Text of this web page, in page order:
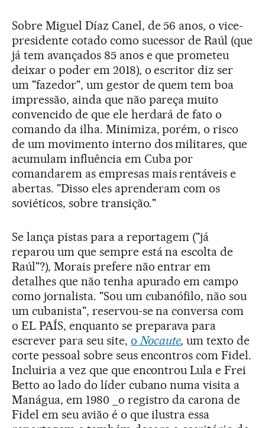
Sobre Miguel Díaz Canel, de 56 anos, o vice-
presidente cotado como sucessor de Raúl (que
já tem avançados 85 anos e que prometeu
deixar o poder em 2018), o escritor diz ser
um "fazedor", um gestor de quem tem boa
impressão, ainda que não pareça muito
convencido de que ele herdará de fato o
comando da ilha. Minimiza, porém, o risco
de um movimento interno dos militares, que
acumulam influência em Cuba por
comandarem as empresas mais rentáveis e
abertas. "Disso eles aprenderam com os
soviéticos, sobre transição."
Se lança pistas para a reportagem ("já
reparou um que sempre está na escolta de
Raúl"?), Morais prefere não entrar em
detalhes que não tenha apurado em campo
como jornalista. "Sou um cubanófilo, não sou
um cubanista", reservou-se na conversa com
o EL PAÍS, enquanto se preparava para
escrever para seu site, oNocaute,um texto de
corte pessoal sobre seus encontros com Fidel.
Incluiria a vez que que encontrou Lula e Frei
Betto ao lado do líder cubano numa visita a
Manágua, em 1980 _o registro da carona de
Fidel em seu avião é o que ilustra essa